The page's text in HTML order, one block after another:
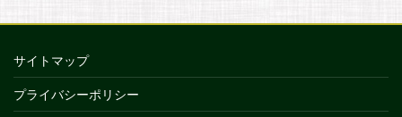
サイトマップ
プライバシーポリシー